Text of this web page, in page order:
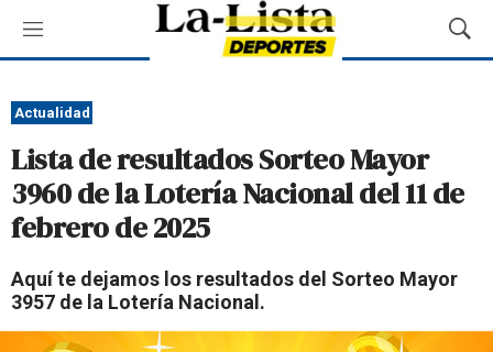
M
e
ú
M
o
B
d
Actualidad
Lista de resultados Sorteo Mayor
3960 de la Lotería Nacional del 11 de
febrero de 2025
Aquí te dejamos los resultados del Sorteo Mayor
3957 de la Lotería Nacional.